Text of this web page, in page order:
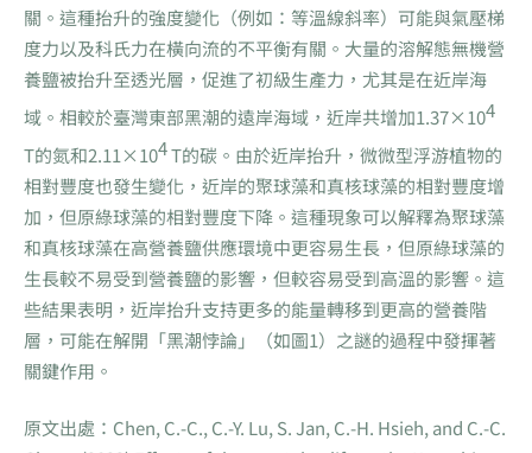
關。這種抬升的強度變化（例如：等溫線斜率）可能與氣壓梯
度力以及科氏力在橫向流的不平衡有關。大量的溶解態無機營
養鹽被抬升至透光層，促進了初級生產力，尤其是在近岸海
域。相較於臺灣東部黑潮的遠岸海域，近岸共增加1.37×104
T的氮和2.11×104T的碳。由於近岸抬升，微微型浮游植物的
相對豐度也發生變化，近岸的聚球藻和真核球藻的相對豐度增
加，但原綠球藻的相對豐度下降。這種現象可以解釋為聚球藻
和真核球藻在高營養鹽供應環境中更容易生長，但原綠球藻的
生長較不易受到營養鹽的影響，但較容易受到高溫的影響。這
些結果表明，近岸抬升支持更多的能量轉移到更高的營養階
層，可能在解開「黑潮悖論」（如圖1）之謎的過程中發揮著
關鍵作用。
原文出處：Chen, C.-C., C.-Y. Lu, S. Jan, C.-H. Hsieh, and C.-C.